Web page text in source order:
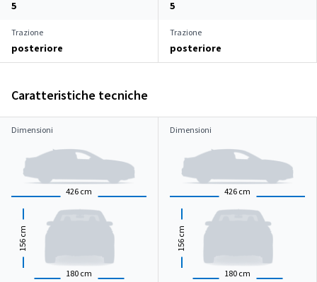
5 5
Trazione
posteriore
Trazione
posteriore
Caratteristiche tecniche
Dimensioni
426 cm
180 cm
156
cm
Dimensioni
426 cm
180 cm
156
cm